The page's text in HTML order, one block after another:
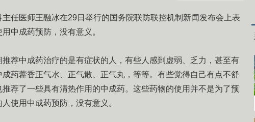
任医师王融冰在29日举行的国务院联防联控机制新闻发布会上表
中成药预防，没有意义。
荐中成药治疗的是有症状的人，有些人感到虚弱、乏力，甚至有
药藿香正气水、正气散、正气丸，等等。有些觉得自己有点不舒
荐了一些具有清热作用的中成药。这些药物的使用并不是为了预
使用中成药预防，没有意义。